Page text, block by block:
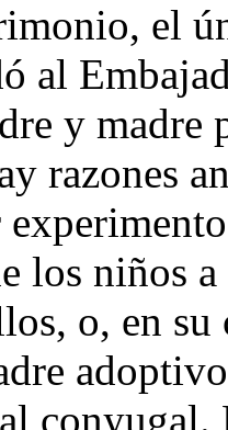
el
al
y madre
razones
los niños
o, en su